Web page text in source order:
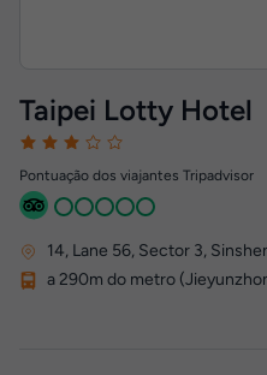
Taipei Lotty Hotel
Pontuação dos viajantes Tripadvisor
14, Lane 56, Sector 3,
a 290m do metro